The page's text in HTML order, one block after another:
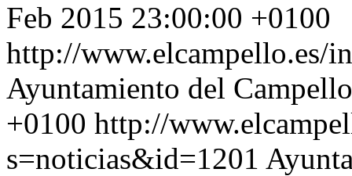
Feb 2015 23:00:00 +0100
http://www.elcampello.es/
Ayuntamiento del Campello
+0100 http://
s=noticias&id=1201